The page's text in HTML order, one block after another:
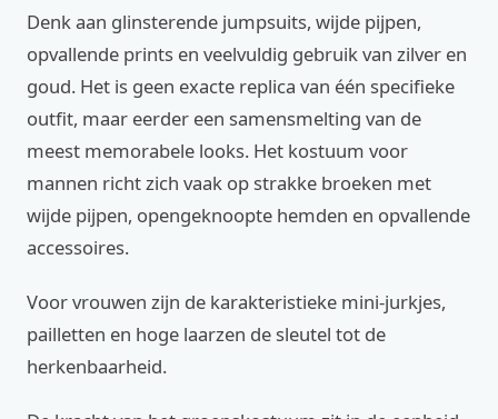
Denk aan glinsterende jumpsuits, wijde pijpen,
opvallende prints en veelvuldig gebruik van zilver en
goud. Het is geen exacte replica van één specifieke
outfit, maar eerder een samensmelting van de
meest memorabele looks. Het kostuum voor
mannen richt zich vaak op strakke broeken met
wijde pijpen, opengeknoopte hemden en opvallende
accessoires.
Voor vrouwen zijn de karakteristieke mini-jurkjes,
pailletten en hoge laarzen de sleutel tot de
herkenbaarheid.